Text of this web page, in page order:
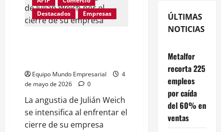
Destacados
Empresas
Equipo Mundo Empresarial
4
de mayo de 2026
0
La angustia de Julián Weich
se intensifica al enfrentar el
cierre de su empresa
ÚLTIMAS
NOTICIAS
Metalfor
recorta 225
empleos
por caída
del 60% en
ventas